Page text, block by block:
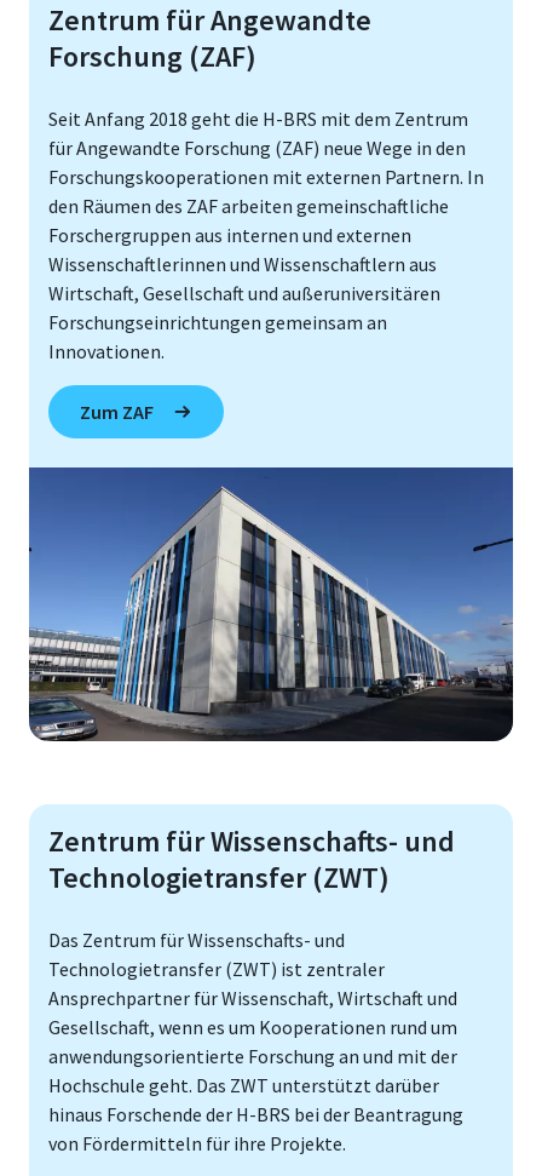
Zentrum für Angewandte
Forschung (ZAF)
Seit Anfang 2018 geht die H-BRS mit dem Zentrum
für Angewandte Forschung (ZAF) neue Wege in den
Forschungskooperationen mit externen Partnern. In
den Räumen des ZAF arbeiten gemeinschaftliche
Forschergruppen aus internen und externen
Wissenschaftlerinnen und Wissenschaftlern aus
Wirtschaft, Gesellschaft und außeruniversitären
Forschungseinrichtungen gemeinsam an
Innovationen.
Zum ZAF
Zentrum für Wissenschafts- und
Technologietransfer (ZWT)
Das Zentrum für Wissenschafts- und
Technologietransfer (ZWT) ist zentraler
Ansprechpartner für Wissenschaft, Wirtschaft und
Gesellschaft, wenn es um Kooperationen rund um
anwendungsorientierte Forschung an und mit der
Hochschule geht. Das ZWT unterstützt darüber
hinaus Forschende der H-BRS bei der Beantragung
von Fördermitteln für ihre Projekte.